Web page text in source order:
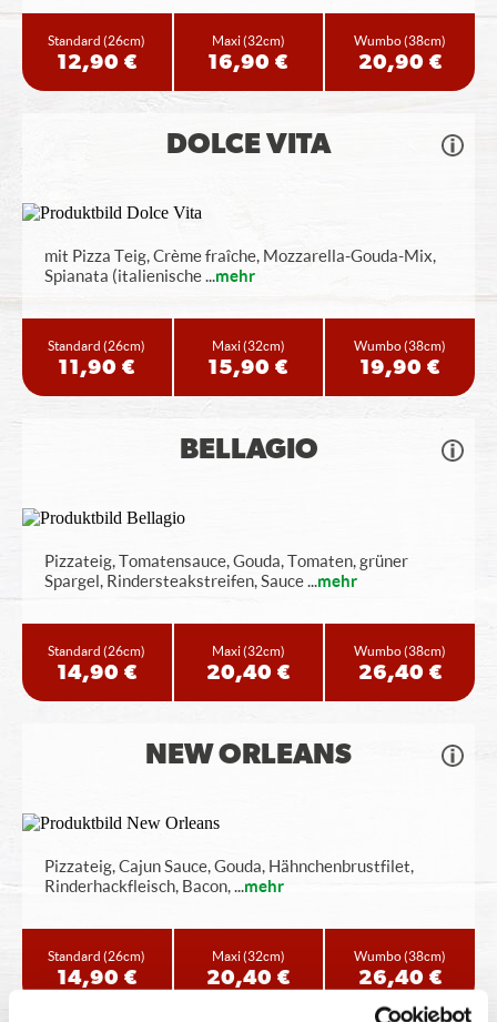
Standard(26cm)
12,90 €
Maxi(32cm)
16,90 €
Wumbo(38cm)
20,90 €
DOLCE VITA
mit Pizza Teig, Crème fraîche, Mozzarella-Gouda-Mix,
Spianata (italienische...mehr
Standard(26cm)
11,90 €
Maxi(32cm)
15,90 €
Wumbo(38cm)
19,90 €
BELLAGIO
Pizzateig, Tomatensauce, Gouda, Tomaten, grüner
Spargel, Rindersteakstreifen, Sauce...mehr
Standard(26cm)
14,90 €
Maxi(32cm)
20,40 €
Wumbo(38cm)
26,40 €
NEW ORLEANS
Pizzateig, Cajun Sauce, Gouda, Hähnchenbrustfilet,
Rinderhackfleisch, Bacon,...mehr
Standard(26cm)
14,90 €
Maxi(32cm)
20,40 €
Wumbo(38cm)
26,40 €